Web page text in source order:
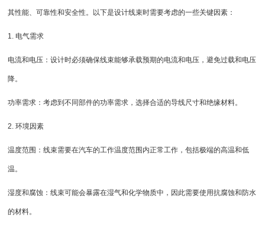
其性能、可靠性和安全性。以下是设计线束时需要考虑的一些关键因素：
1. 电气需求
电流和电压：设计时必须确保线束能够承载预期的电流和电压，避免过载和电压
降。
功率需求：考虑到不同部件的功率需求，选择合适的导线尺寸和绝缘材料。
2. 环境因素
温度范围：线束需要在汽车的工作温度范围内正常工作，包括极端的高温和低
温。
湿度和腐蚀：线束可能会暴露在湿气和化学物质中，因此需要使用抗腐蚀和防水
的材料。